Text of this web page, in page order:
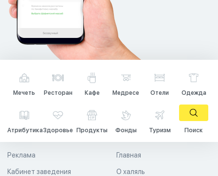
Мечеть Ресторан Кафе Медресе Отели Одежда
АтрибутикаЗдоровье Продукты Фонды Туризм Поиск
Главная
О халяль
Реклама
Кабинет заведения